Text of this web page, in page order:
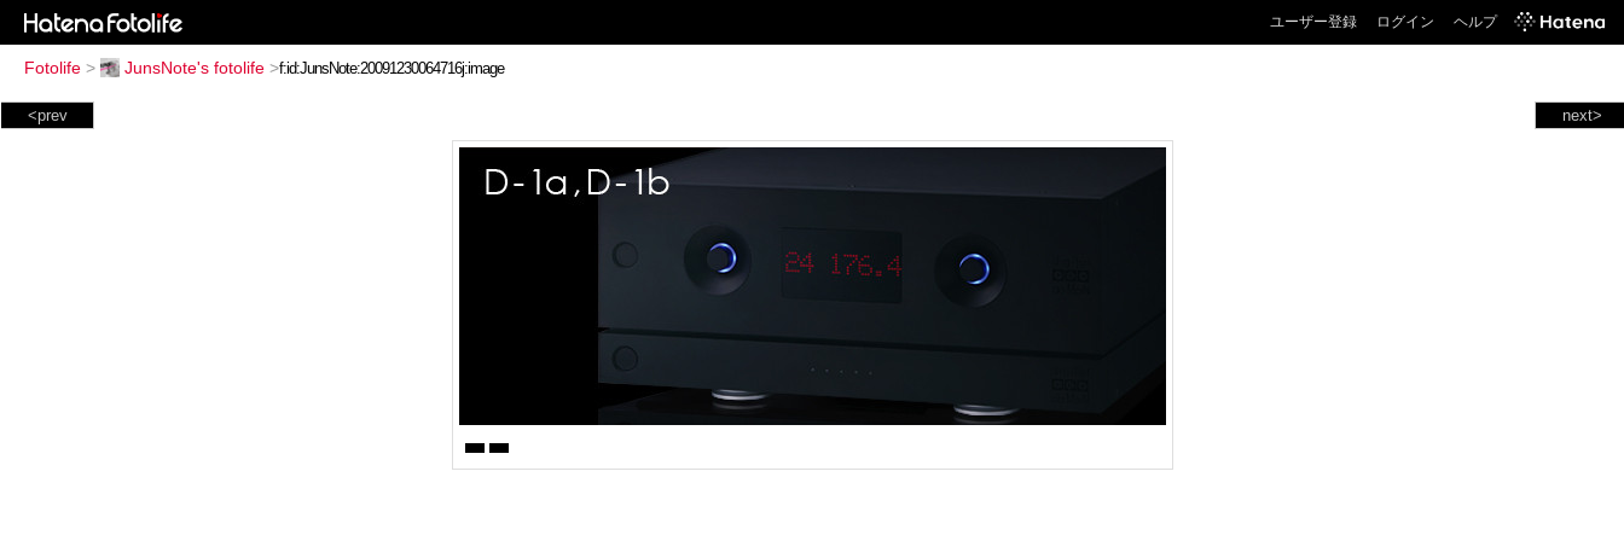
ユーザー登録 ログイン ヘルプ
Fotolife > JunsNote's fotolife >
next>
<prev